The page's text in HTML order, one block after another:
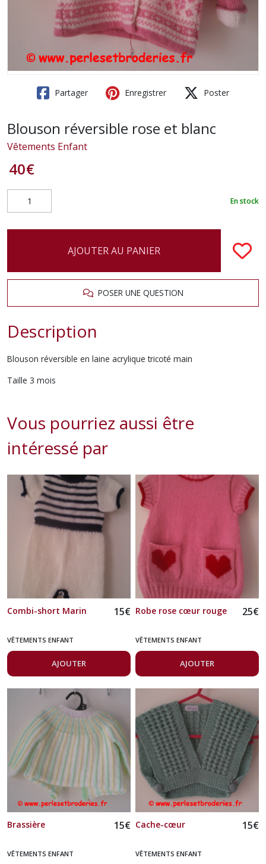
Partager Enregistrer Poster
Blouson réversible rose et blanc
Vêtements Enfant
40€
En stock
AJOUTER AU PANIER
POSER UNE QUESTION
Description
Blouson réversible en laine acrylique tricoté main
Taille 3 mois
Vous pourriez aussi être
intéressé par
Combi-short Marin 15€
VÊTEMENTS ENFANT
AJOUTER
Robe rose cœur rouge 25€
VÊTEMENTS ENFANT
AJOUTER
Brassière 15€
VÊTEMENTS ENFANT
Cache-cœur 15€
VÊTEMENTS ENFANT